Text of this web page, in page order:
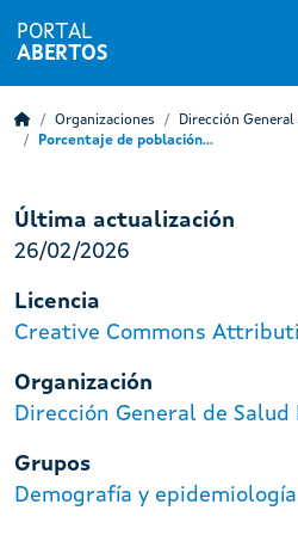
PORTAL
ABERTOS
Organizaciones
Dirección
Porcentaje de población...
Última actualización
26/02/2026
Licencia
Creative Commons
Organización
Dirección General de Salud
Grupos
Demografía y epidemiología